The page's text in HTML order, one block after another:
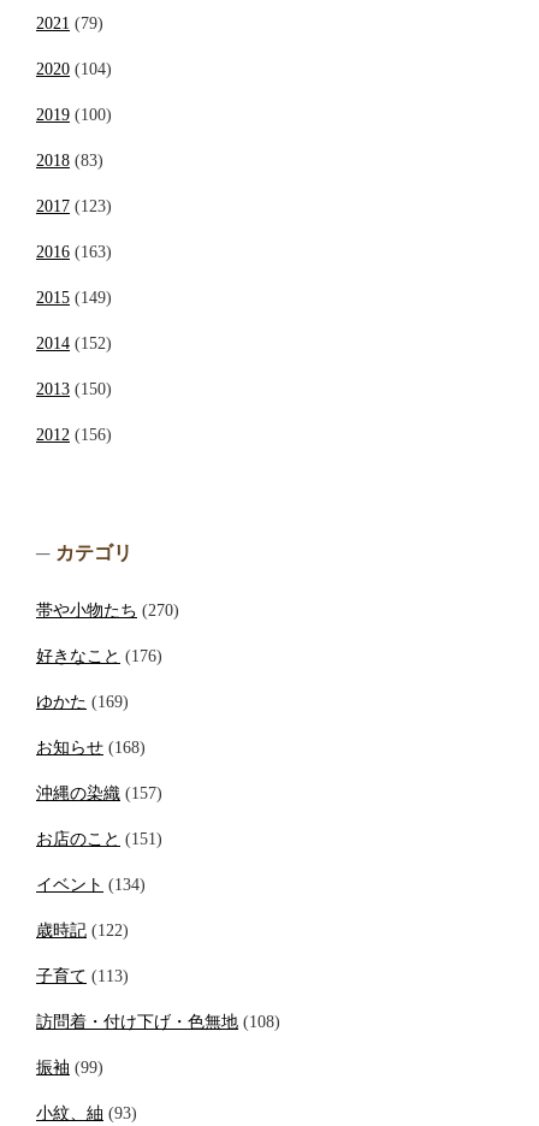
2021 (79)
2020 (104)
2019 (100)
2018 (83)
2017 (123)
2016 (163)
2015 (149)
2014 (152)
2013 (150)
2012 (156)
カテゴリ
帯や小物たち (270)
好きなこと (176)
ゆかた (169)
お知らせ (168)
沖縄の染織 (157)
お店のこと (151)
イベント (134)
歳時記 (122)
子育て (113)
訪問着・付け下げ・色無地 (108)
振袖 (99)
小紋、紬 (93)